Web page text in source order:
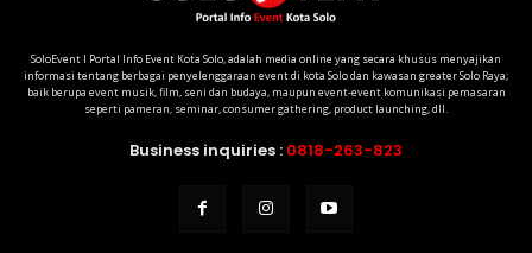
SoloEvent I Portal Info Event Kota Solo, adalah media online yang secara khusus menyajikan
informasi tentang berbagai penyelenggaraan event di kota Solo dan kawasan greater Solo Raya;
baik berupa event musik, film, seni dan budaya, maupun event-event komunikasi pemasaran
seperti pameran, seminar, consumer gathering, product launching, dll.
Business inquiries : 0818-263-823